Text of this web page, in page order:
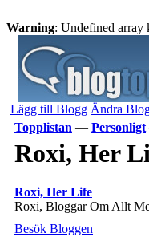
Warning: Undefined array
Lägg till Blogg Ändra
Topplistan — Personligt
Roxi, Her
Roxi, Her Life
Roxi, Bloggar Om Allt
Besök Bloggen